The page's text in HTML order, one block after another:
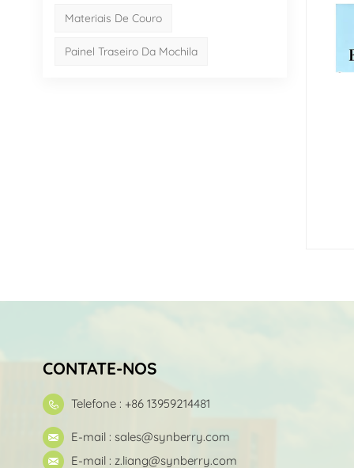
Materiais De Couro
Painel Traseiro Da Mochila
CONTATE-NOS
Telefone : +86 13959214481
E-mail : sales@synberry.com
E-mail : z.liang@synberry.com